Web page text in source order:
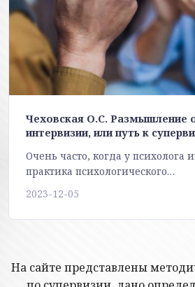
Чеховская О.С. Размышление
интервизии, или путь к
Очень часто, когда у психолога
практика психологического…
2023-12-05
На сайте представлены